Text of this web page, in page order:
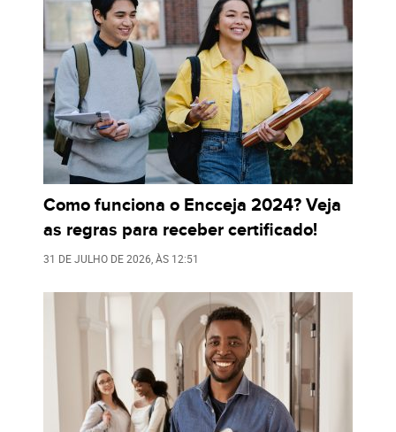
Como funciona o Encceja 2024? Veja
as regras para receber certificado!
31 DE JULHO DE 2026 , ÀS 12:51